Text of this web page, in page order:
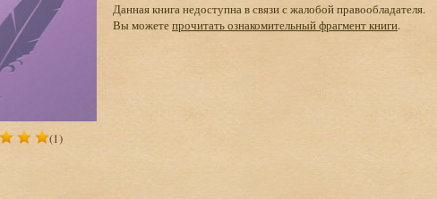
(1)
Данная книга недоступна в связи с жалобой правообладателя.
Вы можетепрочитать ознакомительный фрагмент книги.